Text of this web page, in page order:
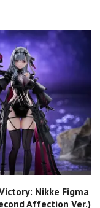
Nikke Figma
Affection Ver.)